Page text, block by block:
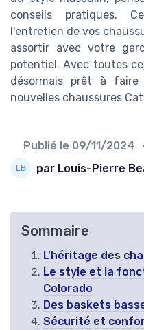
conseils pratiques.
l'entretien de vos
assortir avec votre
potentiel. Avec toutes
désormais prêt à
nouvelles chaussures
Publié le 09/11/2024
par Louis-Pierre
Sommaire
L'héritage des
Le style et la
Colorado
Des baskets
Sécurité et